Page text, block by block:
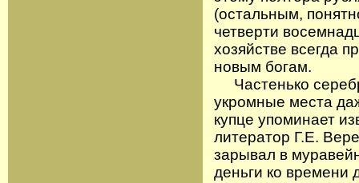
(остальным,
четверти
хозяйстве всегда
новым богам.
Частенько
укромные места
купце упоминает
литератор Г.Е.
зарывал в
деньги ко времени